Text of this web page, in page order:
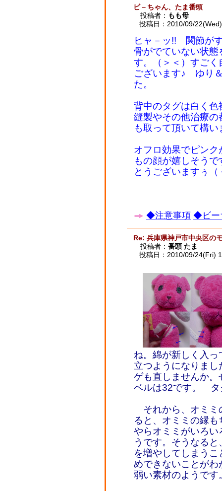
ビ－ちゃん、たま番頭
投稿者： もも母
投稿日：2010/09/
ヒャ－ッ!! 関節が
骨がでていない状
す。（＞＜）すご
ございます♪ ゆり
た。
背中のタグは白く
縫製やその他治療
も取って頂いて構い
オフロ効果でピン
もの顔が嬉しそう
とうございますぅ（
◆注意事項 ◆ビー
Re: 兵庫県神戸市中央区の
投稿者： 番頭 たま
投稿日：2010/09/24(Fri)
ね。綿が新しく入
立つようになりま
ゲも直しませんか
ベルは32です。 タ
それから、オミミ
ると、オミミの縁
やらオミミがいろ
うです。そうなる
を増やしてしまう
めできないことが
弱い素材のようです